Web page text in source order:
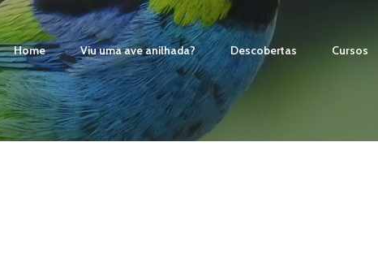
Home Viu uma ave anilhada? Descobertas Cursos